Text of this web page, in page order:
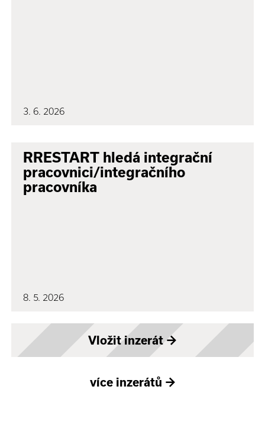
3. 6. 2026
RRESTART hledá integrační
pracovnici/integračního
pracovníka
8. 5. 2026
Vložit inzerát→
více inzerátů →